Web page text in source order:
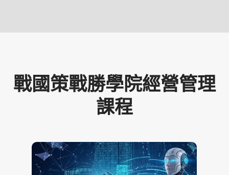
戰國策戰勝學院經營管理
課程